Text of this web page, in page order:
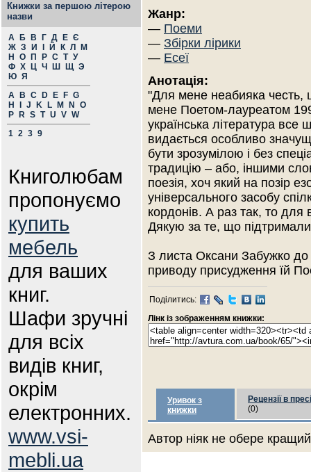
Книжки за першою літерою
назви
А Б В Г Д Е Є
Ж З И Й К Л
М
Н
О П Р С Т У
Ф Х Ц Ч Ш Щ Э
Ю Я
A
B C D E F G
H
J K L M N
O
P
R S T U V W
1 2 3 9
Книголюбам
пропонуємо
купить
мебель
для ваших
книг.
Шафи зручні
для всіх
видів книг,
окрім
електронних.
www.vsi-
mebli.ua
Жанр:
— Поеми
— Збірки лірики
— Есеї
Анотація:
"Для мене неабияка
мене Поетом-лауреатом
українська література
видається особливо
бути зрозумілою і без
традицію – або, іншими
поезія, хоч який на позір
універсального засобу
кордонів. А раз так, то для
Дякую за те, що
З листа Оксани Забужко до
приводу присудження їй
Поділитись:
Лінк із зображенням книжки:
Уривок з
книжки
Рецензії в пресі
(0)
Автор ніяк не обере